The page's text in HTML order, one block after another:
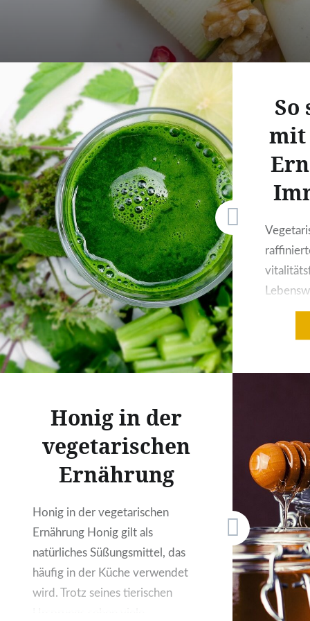
So
mit
reich
der
sondern
Honig in der
vegetarischen
Ernährung
Honig in der vegetarischen
Ernährung Honig gilt als
natürliches Süßungsmittel, das
häufig in der Küche verwendet
wird. Trotz seines tierischen